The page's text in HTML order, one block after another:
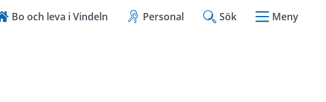
Bo och leva i Vindeln Personal Sök Meny